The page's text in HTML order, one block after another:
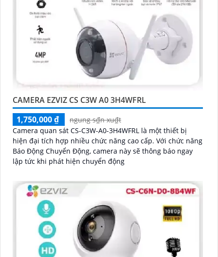
CAMERA EZVIZ CS C3W A0 3H4WFRL
1,750,000 ₫
ngung s₫n xu₫t
Camera quan sát CS-C3W-A0-3H4WFRL là một thiết bị
hiện đại tích hợp nhiều chức năng cao cấp. Với chức năng
Báo Động Chuyển Động, camera này sẽ thông báo ngay
lập tức khi phát hiện chuyển động